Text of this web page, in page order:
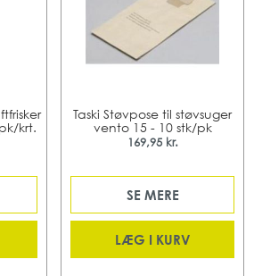
krt.
Taski Støvpose til støvsuger
vento 15 - 10 stk/pk
169,95 kr.
SE MERE
LÆG I KURV